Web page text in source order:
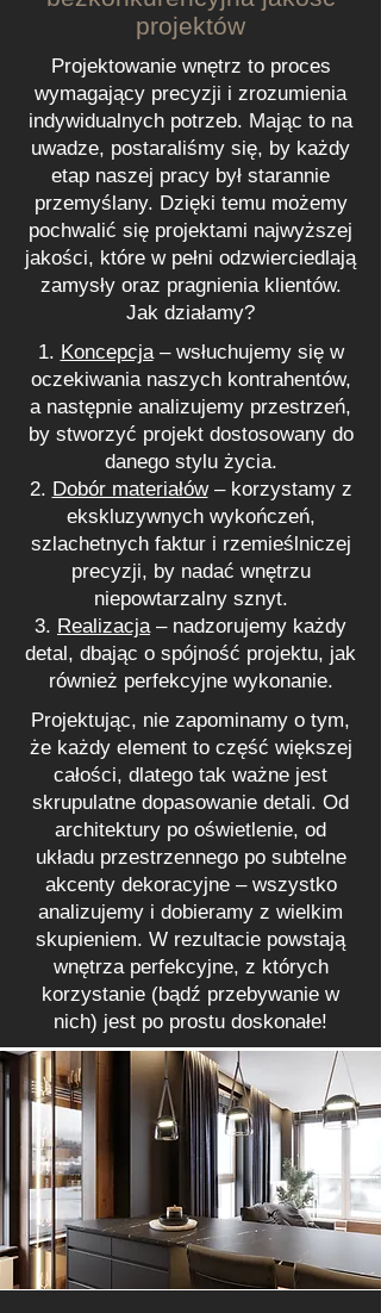
projektów
Projektowanie wnętrz to proces
wymagający precyzji i zrozumienia
indywidualnych potrzeb. Mając to na
uwadze, postaraliśmy się, by każdy
etap naszej pracy był starannie
przemyślany. Dzięki temu możemy
pochwalić się projektami najwyższej
jakości, które w pełni odzwierciedlają
zamysły oraz pragnienia klientów.
Jak działamy?
Koncepcja– wsłuchujemy się w
oczekiwania naszych kontrahentów,
a następnie analizujemy przestrzeń,
by stworzyć projekt dostosowany do
danego stylu życia.
Dobór materiałów– korzystamy z
ekskluzywnych wykończeń,
szlachetnych faktur i rzemieślniczej
precyzji, by nadać wnętrzu
niepowtarzalny sznyt.
Realizacja– nadzorujemy każdy
detal, dbając o spójność projektu, jak
również perfekcyjne wykonanie.
Projektując, nie zapominamy o tym,
że każdy element to część większej
całości, dlatego tak ważne jest
skrupulatne dopasowanie detali. Od
architektury po oświetlenie, od
układu przestrzennego po subtelne
akcenty dekoracyjne – wszystko
analizujemy i dobieramy z wielkim
skupieniem. W rezultacie powstają
wnętrza perfekcyjne, z których
korzystanie (bądź przebywanie w
nich) jest po prostu doskonałe!